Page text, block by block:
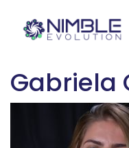
Gabriela